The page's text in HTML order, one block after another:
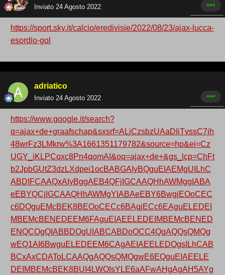
Inviato 24 Agosto 2022
https://sport.sky.it/calcio/eredivisie/2022/08/23/ajax-lucca-
esordio-gol
adriatico
Inviato 24 Agosto 2022
https://www.google.it/search?
q=ajax+de+graafschap&sxsrf=ALiCzsbzUAaDIiTvssC7jh
48wrFz3LMkrw%3A1661351179782&source=hp&ei=Cz
UGY_iKLPCqxc8Pn4qomAI&oq=ajax+de+&gs_lcp=ChFt
b2JpbGUtZ3dzLXdpei1ocBABGAIyBQguEIAEMgUILhC
ABDIFCAAQxAIyBggAEB4QFjIGCAAQHhAWMggIABA
eEBYQCjIGCAAQHhAWMgYIABAeEBY6BwgjEOoCEC
c6DQguEMcBEK8BEOoCECc6BAgjECc6EAguELEDEI
MBEMcBENEDEEM6FAguEIAEELEDEIMBEMcBENED
ENQCOgQIABBDOgUIABCABDoOCC4QgAQQsQMQg
wEQ1AI6BwguELEDEEM6CAgAEIAEELEDOgsILhCAB
BCxAxCDAToLCAAQgAQQsQMQgwE6EQguEIAEELE
DEIMBEMcBEK8BUI4LWOIsYLE6aAFwAHgAgAH5AYg